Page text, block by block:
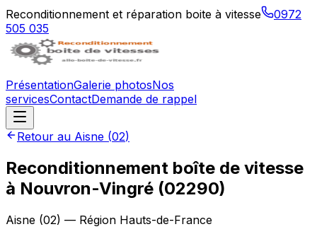
Reconditionnement et réparation boite à vitesse
0972
505 035
PrésentationGalerie photosNos
servicesContactDemande de rappel
Retour au Aisne (02)
Reconditionnement boîte de vitesse
à Nouvron-Vingré (02290)
Aisne (02) — Région Hauts-de-France